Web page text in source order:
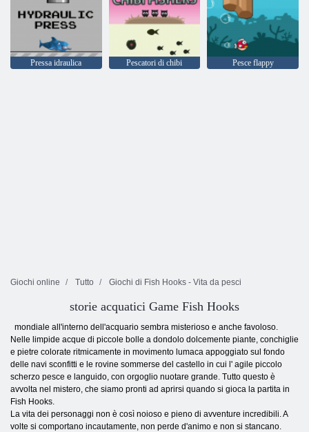
Pressa idraulica Pescatori di chibi Pesce flappy
Giochi online Tutto Giochi di Fish Hooks - Vita da pesci
storie acquatici Game Fish Hooks
mondiale all'interno dell'acquario sembra misterioso e anche favoloso.
Nelle limpide acque di piccole bolle a dondolo dolcemente piante, conchiglie
e pietre colorate ritmicamente in movimento lumaca appoggiato sul fondo
delle navi sconfitti e le rovine sommerse del castello in cui l' agile piccolo
scherzo pesce e languido, con orgoglio nuotare grande. Tutto questo è
avvolta nel mistero, che siamo pronti ad aprirsi quando si gioca la partita in
Fish Hooks.
La vita dei personaggi non è così noioso e pieno di avventure incredibili. A
volte si comportano incautamente, non perde d'animo e non si stancano.